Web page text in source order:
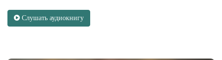
Слушать аудиокнигу